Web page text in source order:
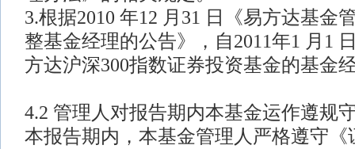
3.根据2010 年12 月31 日《易方达基金
整基金经理的公告》，自2011年1 月1
方达沪深300指数证券投资基金的基金
4.2 管理人对报告期内本基金运作遵规
本报告期内，本基金管理人严格遵守《